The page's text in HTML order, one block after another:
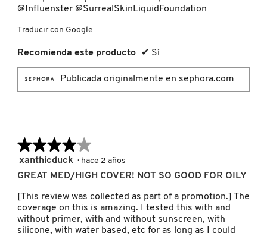
NUXE
OLAPLEX
ONE SIZE
OUAI HAIRCARE
PAI-SHAU
@Influenster @SurrealSkinLiquidFoundation
Traducir con Google
Recomienda este producto ✔ Sí
Publicada originalmente en sephora.com
★★★★★
★★★★★
4
de
estrellas.
xanthicduck · hace 2 años
GREAT MED/HIGH COVER! NOT SO GOOD FOR OILY
[This review was collected as part of a promotion.] The
coverage on this is amazing. I tested this with and
without primer, with and without sunscreen, with
silicone, with water based, etc for as long as I could